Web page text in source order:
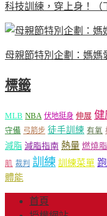
科技訓練，穿上身！（
母親節特別企劃：媽
標籤
MLB NBA 伏地挺身 伸展 健
守備 弓箭步 徒手訓練 有氧
減脂 減脂指南 熱量 燃燒
肌 裁判 訓練 訓練菜單
體能
首頁